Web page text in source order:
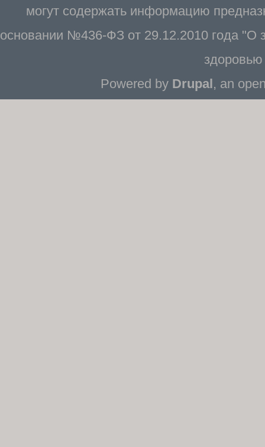
могут содержать информацию
основании №436-ФЗ от 29.12.2010 года "О
Powered by Drupal, an